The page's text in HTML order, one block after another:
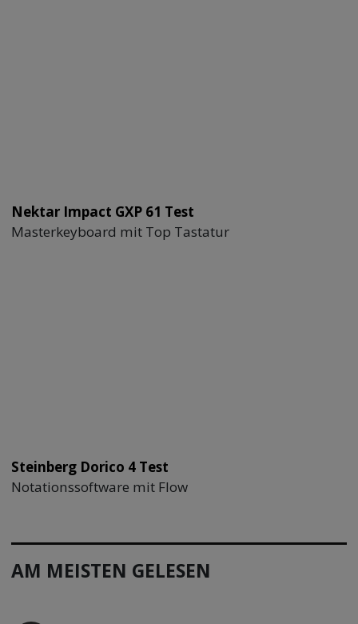
Nektar Impact GXP 61 Test
Masterkeyboard mit Top Tastatur
Steinberg Dorico 4 Test
Notationssoftware mit Flow
AM MEISTEN GELESEN